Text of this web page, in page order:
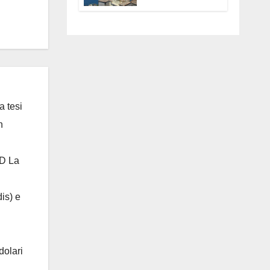
tesi
La
e
Anguillara